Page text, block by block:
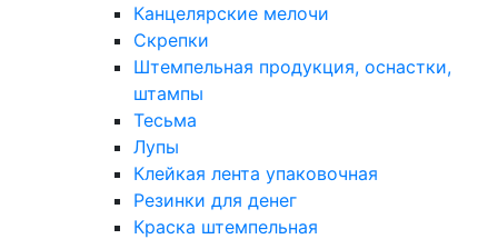
Канцелярские мелочи
Скрепки
Штемпельная продукция, оснастки,
штампы
Тесьма
Лупы
Клейкая лента упаковочная
Резинки для денег
Краска штемпельная